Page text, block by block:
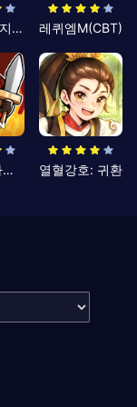
킹방치: 빵지의 제왕 레퀴엠M(CBT)
뮤: 포켓 나이츠 열혈강호: 귀환